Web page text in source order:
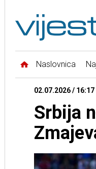
Naslovnica
02.07.2026 /
Srbija